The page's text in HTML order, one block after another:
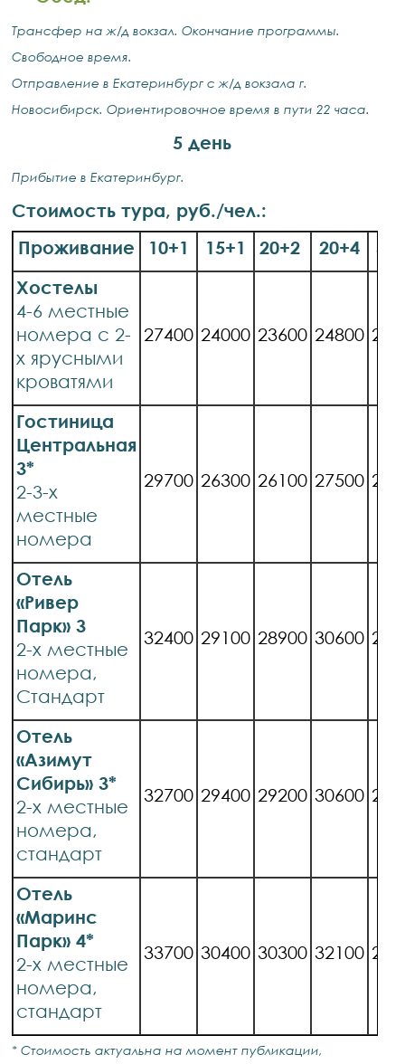
Трансфер на ж/д вокзал. Окончание программы.
Свободное время.
Отправление в Екатеринбург с ж/д вокзала г.
Новосибирск. Ориентировочное время в пути 22 часа.
5 день
Прибытие в Екатеринбург.
Стоимость тура, руб./чел.:
Проживание
10+1 15+1 20+2 20+4
Хостелы
4-6 местные
номера с 2-
х ярусными
кроватями
27400 24000 23600 24800
Гостиница
Центральная
3*
2-3-х
местные
номера
29700 26300 26100 27500
Отель
«Ривер
Парк» 3
2-х местные
номера,
Стандарт
32400 29100 28900 30600
Отель
«Азимут
Сибирь» 3*
2-х местные
номера,
стандарт
32700 29400 29200 30600
Отель
«Маринс
Парк» 4*
2-х местные
номера,
стандарт
33700 30400 30300 32100
* Стоимость актуальна на момент публикации,